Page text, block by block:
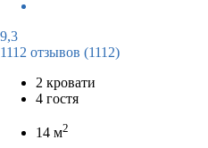
9,3
1112 отзывов (1112)
2 кровати
4 гостя
14 м2